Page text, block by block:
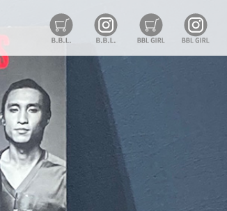
B.B.L Store B.B.L BBL GIRL